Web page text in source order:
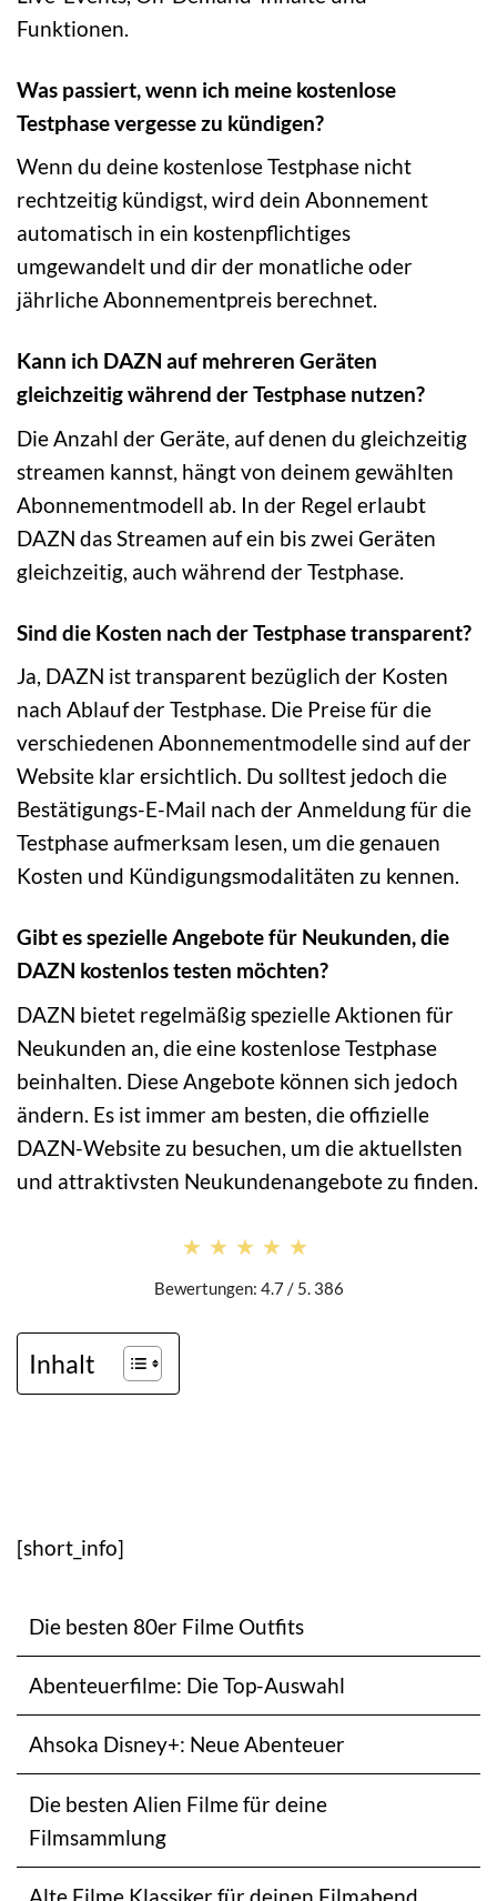
Funktionen.
Was passiert, wenn ich meine kostenlose
Testphase vergesse zu kündigen?
Wenn du deine kostenlose Testphase nicht
rechtzeitig kündigst, wird dein Abonnement
automatisch in ein kostenpflichtiges
umgewandelt und dir der monatliche oder
jährliche Abonnementpreis berechnet.
Kann ich DAZN auf mehreren Geräten
gleichzeitig während der Testphase nutzen?
Die Anzahl der Geräte, auf denen du gleichzeitig
streamen kannst, hängt von deinem gewählten
Abonnementmodell ab. In der Regel erlaubt
DAZN das Streamen auf ein bis zwei Geräten
gleichzeitig, auch während der Testphase.
Sind die Kosten nach der Testphase transparent?
Ja, DAZN ist transparent bezüglich der Kosten
nach Ablauf der Testphase. Die Preise für die
verschiedenen Abonnementmodelle sind auf der
Website klar ersichtlich. Du solltest jedoch die
Bestätigungs-E-Mail nach der Anmeldung für die
Testphase aufmerksam lesen, um die genauen
Kosten und Kündigungsmodalitäten zu kennen.
Gibt es spezielle Angebote für Neukunden, die
DAZN kostenlos testen möchten?
DAZN bietet regelmäßig spezielle Aktionen für
Neukunden an, die eine kostenlose Testphase
beinhalten. Diese Angebote können sich jedoch
ändern. Es ist immer am besten, die offizielle
DAZN-Website zu besuchen, um die aktuellsten
und attraktivsten Neukundenangebote zu finden.
★★★★★
★★★★★
Bewertungen: 4.7 / 5. 386
Inhalt
[short_info]
Die besten 80er Filme Outfits
Abenteuerfilme: Die Top-Auswahl
Ahsoka Disney+: Neue Abenteuer
Die besten Alien Filme für deine
Filmsammlung
Alte Filme Klassiker für deinen Filmabend